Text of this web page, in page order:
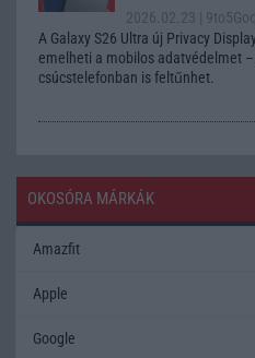
2026.02.23
|
A Galaxy S26 Ultra új Privacy
emelheti a mobilos adatvédelmet
csúcstelefonban is feltűnhet.
OKOSÓRA MÁRKÁK
Amazfit
Apple
Google